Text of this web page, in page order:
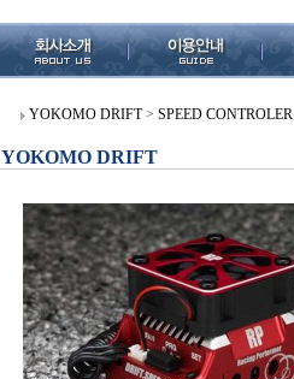
YOKOMO DRIFT > SPEED CONTROLER
YOKOMO DRIFT